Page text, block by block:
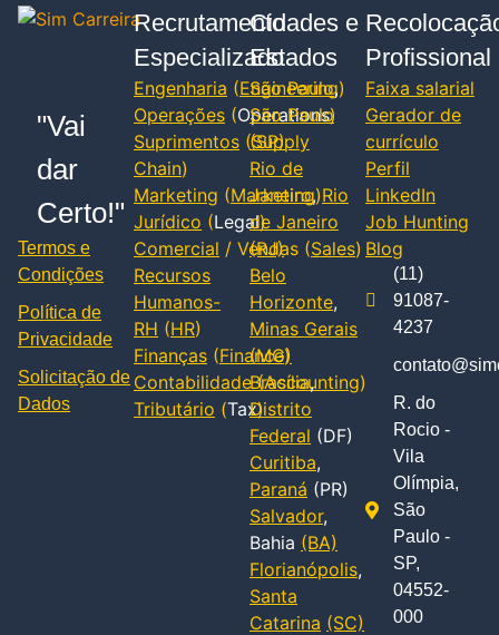
"Vai
dar
Certo!"
Termos e
Condições
Política de
Privacidade
Solicitação de
Dados
Recrutamento
Especializado
Engenharia (Engineering)
Operações (Operations)
Suprimentos (Supply
Chain)
Marketing (Marketing)
Jurídico (Legal)
Comercial / Vendas (Sales)
Recursos
Humanos-
RH (HR)
Finanças (Finance)
Contabilidade(Accounting)
Tributário (Tax)
Cidades e
Estados
São Paulo,
São Paulo
(SP)
Rio de
Janeiro,Rio
de Janeiro
(RJ)
Belo
Horizonte,
Minas Gerais
(MG)
Brasília,
Distrito
Federal (DF)
Curitiba,
Paraná (PR)
Salvador,
Bahia (BA)
Florianópolis,
Santa
Catarina (SC)
Profissional
Faixa salarial
Gerador de
currículo
Perfil
LinkedIn
Job Hunting
Blog
(11)
91087-
4237
R. do
Rocio -
Vila
Olímpia,
São
Paulo -
SP,
04552-
000